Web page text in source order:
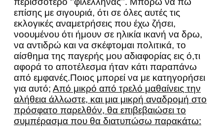
επίσης με σιγουριά, ότι σε όλες αυτές τις
εκλογικές αναμετρήσεις που έχω ζήσει,
νοουμένου ότι ήμουν σε ηλικία ικανή να δρω,
να αντιδρώ και να σκέφτομαι πολιτικά, το
αίσθημα της παγερής μου αδιαφορίας εις ό,τι
αφορά το αποτέλεσμα ήταν κάτι παραπάνω
από εμφανές.Ποιος μπορεί να με κατηγορήσει
για αυτό; Από μικρό από τρελό μαθαίνεις την
αλήθεια άλλωστε, και μια μικρή αναδρομή στο
πρόσφατο παρελθόν, θα επιβεβαιώσει το
συμπέρασμα που θα διατυπώσω παρακάτω: